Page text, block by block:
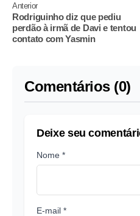
Anterior
Rodriguinho diz que pediu
perdão à irmã de Davi e tentou
contato com Yasmin
Comentários (0)
Deixe seu
Nome *
E-mail *